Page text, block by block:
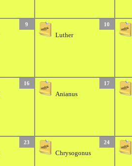
9 10
Luther
16 17
Anianus
23 24
Chrysogonus